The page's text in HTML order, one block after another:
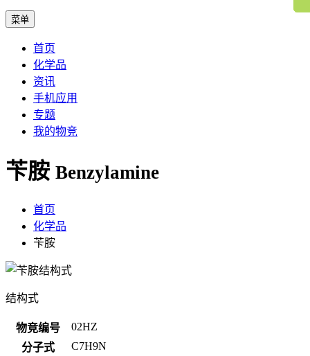
菜单
首页
化学品
资讯
手机应用
专题
我的物竞
苄胺 Benzylamine
首页
化学品
苄胺
结构式
物竞编号
02HZ
分子式
C7H9N